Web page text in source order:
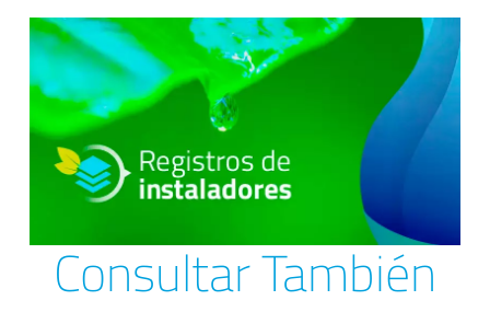
Consultar También